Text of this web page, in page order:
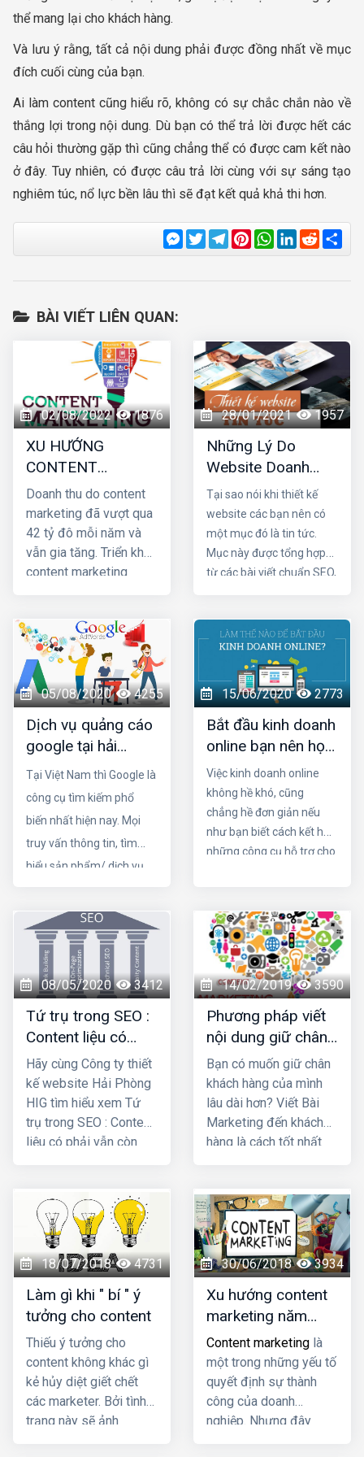
thể mang lại cho khách hàng.
Và lưu ý rằng, tất cả nội dung phải được đồng nhất về mục
đích cuối cùng của bạn.
Ai làm content cũng hiểu rõ, không có sự chắc chắn nào về
thắng lợi trong nội dung. Dù bạn có thể trả lời được hết các
câu hỏi thường gặp thì cũng chẳng thể có được cam kết nào
ở đây. Tuy nhiên, có được câu trả lời cùng với sự sáng tạo
nghiêm túc, nổ lực bền lâu thì sẽ đạt kết quả khả thi hơn.
Messenger
TwitterTelegram
Pinterest
WhatsApp
LinkedIn
Reddit
BÀI VIẾT LIÊN QUAN:
02/08/2022 1876
XU HƯỚNG
CONTENT
MARKETING NĂM
2022
Doanh thu do content
marketing đã vượt qua
42 tỷ đô mỗi năm và
vẫn gia tăng. Triển khai
content marketing
tiềm năng nên doanh
nghiệp ngày càng đầu
tư nhiều vào nó. Sau
đây là 8 xu hướng
content marketing mà
Công ty HIGdự đoán
sẽ mang lại hiệu quả
cho doanh nghiệp trong
28/01/2021 1957
Những Lý Do
Website Doanh
Nghiệp Nên Xây
Dựng Chuyên Mục
Tin Tức
Tại sao nói khi thiết kế
website các bạn nên có
một mục đó là tin tức.
Mục này được tổng hợp
từ các bài viết chuẩn SEO,
theo dòng thời gian như
các trang web tin tức.
Xây dựng một chuyên
mục tin tức kết hợp cùng
các kênh truyền thông
mạng xã hội sẽ tạo nên
một hiệu ứng mạnh mẽ
cho doanh nghiệp. Hãy
cùng Thiết kế web hải
phòng làm rõ những lý do
mà website doanh
nghiệp nên xây dựng mục
05/08/2020 4255
Dịch vụ quảng cáo
google tại hải
phòng “ Chọn từ
chuẩn giá tốt “
Tại Việt Nam thì Google là
công cụ tìm kiếm phổ
biến nhất hiện nay. Mọi
truy vấn thông tin, tìm
hiểu sản phẩm/ dịch vụ
hiện thông qua các “từ
khóa” tìm kiếm trên
Google. Chính vì thế,
quảng cáo Google Hải
Phòng được xem là hình
thức quảng cáo trực
tuyến hiệu quả hàng đầu
của nhiều doanh nghiệp.
15/06/2020 2773
Bắt đầu kinh doanh
online bạn nên học
những kỹ năng gì?
Việc kinh doanh online
không hề khó, cũng
chẳng hề đơn giản nếu
như bạn biết cách kết hợp
những công cụ hỗ trợ cho
mới về kinh doanh online
thì bạn nên học những
kiến thức, kỹ năng gì?
Mình sẽ giới thiệu bài viết
“Bắt đầu kinh doanh
online bạn nên học
những kỹ năng gì? ”
08/05/2020 3412
Tứ trụ trong SEO :
Content liệu có
phải vẫn còn là top
1?
Hãy cùng Công ty thiết
kế website Hải Phòng
HIG tìm hiểu xem Tứ
trụ trong SEO : Content
liệu có phải vẫn còn
14/02/2019 3590
Phương pháp viết
nội dung giữ chân
khách hàng khi vào
website?
Bạn có muốn giữ chân
khách hàng của mình
lâu dài hơn? Viết Bài
Marketing đến khách
hàng là cách tốt nhất
mới, giảm thiểu tỷ lệ rời
bỏ của họ và giúp bạn
gia tăng doanh thu Chia
sẻ phương pháp viết
nội dung giữ chân
khách hàng khi vào
website?Chia sẻ
phương pháp viết nội
dung giữ chân khách
hàng khi vào website
của bạn?
18/07/2018 4731
Làm gì khi " bí " ý
tưởng cho content
Thiếu ý tưởng cho
content không khác gì
kẻ hủy diệt giết chết
các marketer. Bởi tình
trạng này sẽ ảnh
30/06/2018 3934
Xu hướng content
marketing năm
2018
Content marketing là
một trong những yếu tố
quyết định sự thành
công của doanh
nghiệp. Nhưng đây